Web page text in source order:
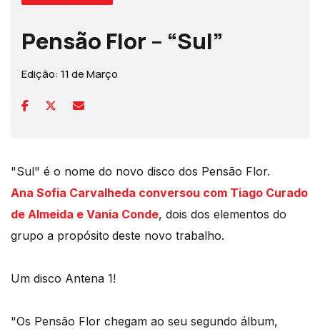
Pensão Flor – “Sul”
Edição: 11 de Março
"Sul" é o nome do novo disco dos Pensão Flor.
Ana Sofia Carvalheda conversou com Tiago Curado
de Almeida e Vania Conde, dois dos elementos do
grupo a propósito deste novo trabalho.
Um disco Antena 1!
"Os Pensão Flor chegam ao seu segundo álbum,